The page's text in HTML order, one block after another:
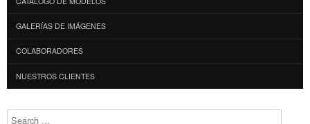
GALERÍAS DE IMÁGENES
COLABORADORES
NUESTROS CLIENTES
Search